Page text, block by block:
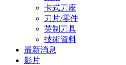
卡式刀座
刀片/零件
英制刀具
技術資料
最新消息
影片